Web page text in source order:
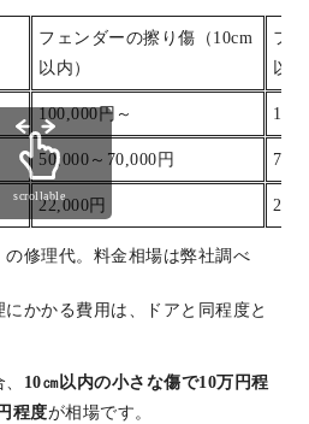
フェンダーの擦り傷（10cm
以内）
フ
以
100,000円～
50,000～70,000円
22,000円
修理代。料金相場は弊社調べ
scrollable
かかる費用は、ドアと同程度と
10㎝以内の小さな傷で10万円程
程度が相場です。